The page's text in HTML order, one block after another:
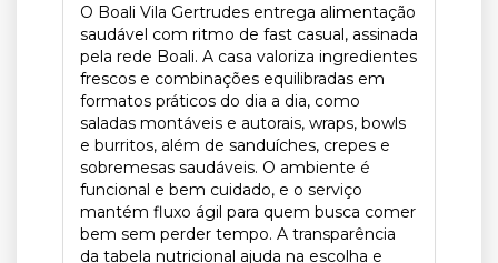
O Boali Vila Gertrudes entrega alimentação
saudável com ritmo de fast casual, assinada
pela rede Boali. A casa valoriza ingredientes
frescos e combinações equilibradas em
formatos práticos do dia a dia, como
saladas montáveis e autorais, wraps, bowls
e burritos, além de sanduíches, crepes e
sobremesas saudáveis. O ambiente é
funcional e bem cuidado, e o serviço
mantém fluxo ágil para quem busca comer
bem sem perder tempo. A transparência
da tabela nutricional ajuda na escolha e